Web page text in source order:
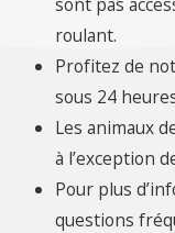
roulant.
Profitez de
sous 24
Les animaux
à l’exception
Pour plus
questions